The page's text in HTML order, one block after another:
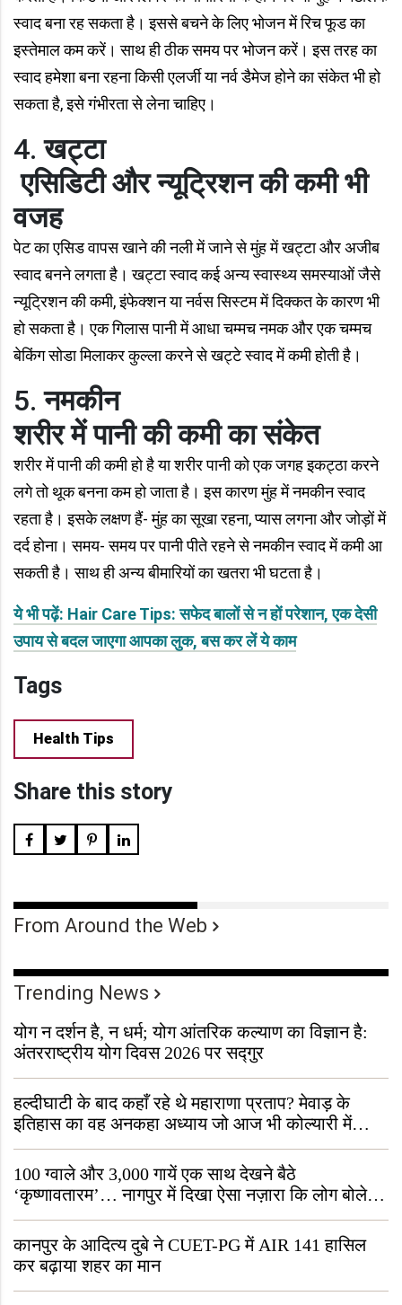
स्वाद बना रह सकता है। इससे बचने के लिए भोजन में रिच फूड का
इस्तेमाल कम करें। साथ ही ठीक समय पर भोजन करें। इस तरह का
स्वाद हमेशा बना रहना किसी एलर्जी या नर्व डैमेज होने का संकेत भी हो
सकता है, इसे गंभीरता से लेना चाहिए।
4. खट्टा
एसिडिटी और न्यूट्रिशन की कमी भी
वजह
पेट का एसिड वापस खाने की नली में जाने से मुंह में खट्टा और अजीब
स्वाद बनने लगता है। खट्टा स्वाद कई अन्य स्वास्थ्य समस्याओं जैसे
न्यूट्रिशन की कमी, इंफेक्शन या नर्वस सिस्टम में दिक्कत के कारण भी
हो सकता है। एक गिलास पानी में आधा चम्मच नमक और एक चम्मच
बेकिंग सोडा मिलाकर कुल्ला करने से खट्टे स्वाद में कमी होती है।
5. नमकीन
शरीर में पानी की कमी का संकेत
शरीर में पानी की कमी हो है या शरीर पानी को एक जगह इकट्ठा करने
लगे तो थूक बनना कम हो जाता है। इस कारण मुंह में नमकीन स्वाद
रहता है। इसके लक्षण हैं- मुंह का सूखा रहना, प्यास लगना और जोड़ों में
दर्द होना। समय- समय पर पानी पीते रहने से नमकीन स्वाद में कमी आ
सकती है। साथ ही अन्य बीमारियों का खतरा भी घटता है।
ये भी पढ़ें: Hair Care Tips: सफेद बालों से न हों परेशान, एक देसी
उपाय से बदल जाएगा आपका लुक, बस कर लें ये काम
Tags
Health Tips
Share this story
From Around the Web
Trending News
योग न दर्शन है, न धर्म; योग आंतरिक कल्याण का विज्ञान है:
अंतरराष्ट्रीय योग दिवस 2026 पर सद्गुर
हल्दीघाटी के बाद कहाँ रहे थे महाराणा प्रताप? मेवाड़ के
इतिहास का वह अनकहा अध्याय जो आज भी कोल्यारी में
जीवित है
100 ग्वाले और 3,000 गायें एक साथ देखने बैठे
‘कृष्णावतारम’… नागपुर में दिखा ऐसा नज़ारा कि लोग बोले,
“ऐसा तो सिर्फ़ कृष्ण ही कर सकते हैं”
कानपुर के आदित्य दुबे ने CUET-PG में AIR 141 हासिल
कर बढ़ाया शहर का मान